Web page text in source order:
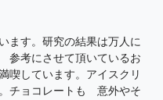
ます。研究の結果は万人に
参考にさせて頂いているお
しています。アイスクリ
チョコレートも 意外やそ